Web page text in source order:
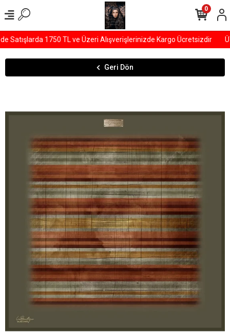
Satışlarda 1750 TL ve Üzeri Alışverişlerinizde Kargo Ücretsizdir
0
Geri Dön